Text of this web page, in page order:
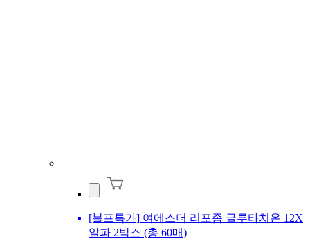
[블프특가] 여에스더 리포좀 글루타치온 12X
알파 2박스 (총 60매)